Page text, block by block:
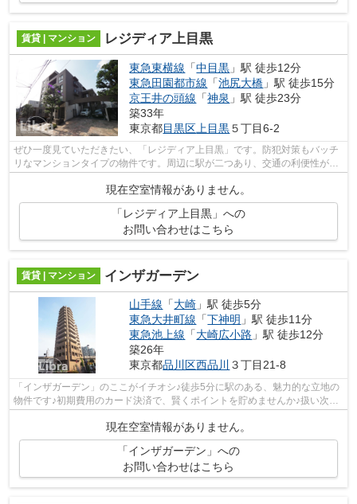
賃貸 | マンション レジディア上目黒
東急東横線 「中目黒 」駅 徒歩12分
東急田園都市線 「池尻大橋 」駅 徒歩15分
京王井の頭線 「神泉 」駅 徒歩23分
築33年
東京都目黒区 上目黒５丁目6-2
ぜひ一度見ていただきたい、「レジディア上目黒」です。防犯対策もバッチ
リなマンションタイプの物件です。周辺に駅が二つあり、交通の利便性が高
現在空室情報がありません。
「レジディア上目黒」への
お問い合わせはこちら
賃貸 | マンション インザガーデン
山手線 「大崎 」駅 徒歩5分
東急大井町線 「下神明 」駅 徒歩11分
東急池上線 「大崎広小路 」駅 徒歩12分
築26年
東京都品川区西品川 ３丁目21-8
「インザガーデン」のここがイチオシ♪徒歩5分に駅のある、魅力的な立地の
物件です♪初期費用のカード決済で、賢くポイントを貯めませんか♪扱い次第
で外観タイル張りは、メンテナスフリ...
現在空室情報がありません。
「インザガーデン」への
お問い合わせはこちら